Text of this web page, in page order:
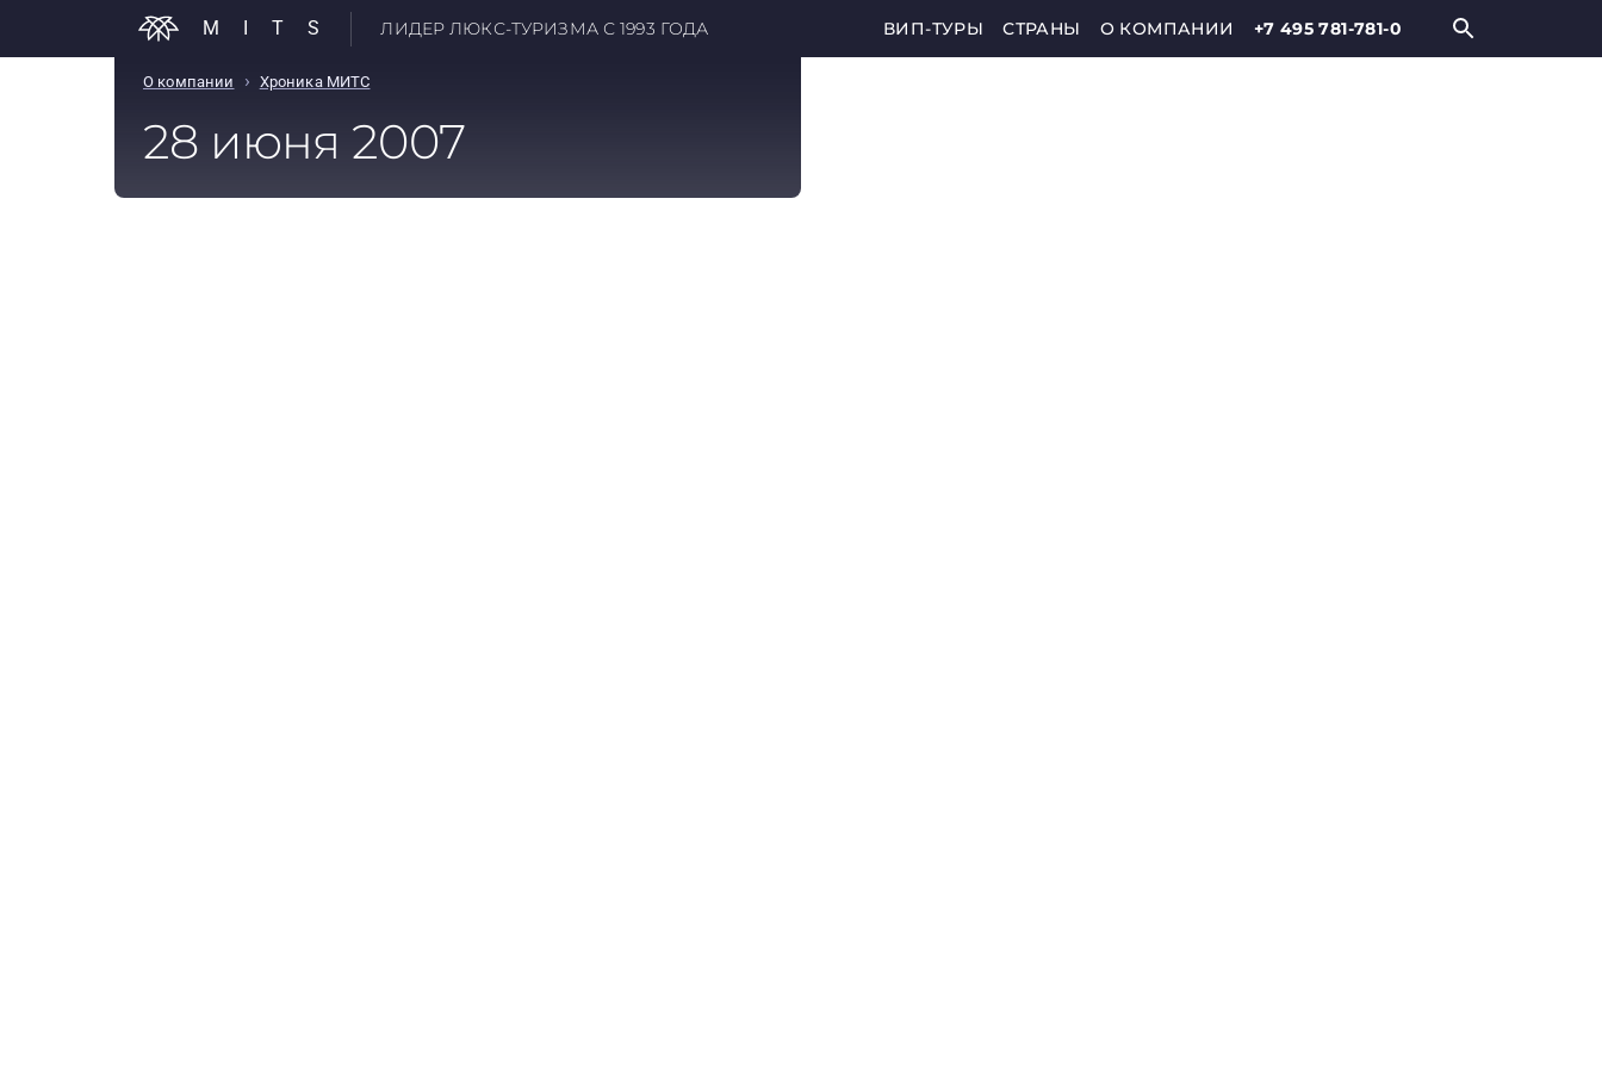
MITS ЛИДЕР ЛЮКС-ТУРИЗМА С 1993 ГОДА ВИП-ТУРЫ СТРАНЫ О КОМПАНИИ +7 495 781-781-0
О компании › Хроника МИТС
28 июня 2007